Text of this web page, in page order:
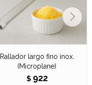
Rallador largo fino inox.
(Microplane)
$ 922